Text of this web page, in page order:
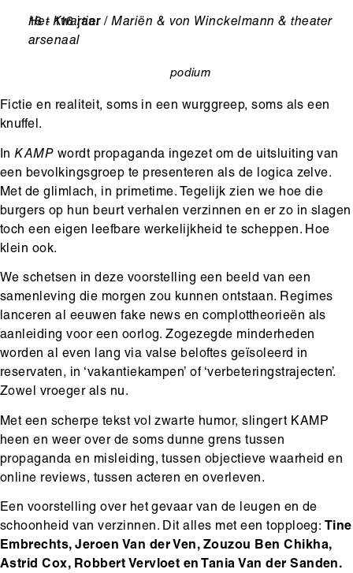
Leeftijd
16 - 116 jaar
Ondertitel
Het Kwartier / Mariën & von Winckelmann & theater
arsenaal
podium
Fictie en realiteit, soms in een wurggreep, soms als een
knuffel.
InKAMP wordt propaganda ingezet om de uitsluiting van
een bevolkingsgroep te presenteren als de logica zelve.
Met de glimlach, in primetime. Tegelijk zien we hoe die
burgers op hun beurt verhalen verzinnen en er zo in slagen
toch een eigen leefbare werkelijkheid te scheppen. Hoe
klein ook.
We schetsen in deze voorstelling een beeld van een
samenleving die morgen zou kunnen ontstaan. Regimes
lanceren al eeuwen fake news en complottheorieën als
aanleiding voor een oorlog. Zogezegde minderheden
worden al even lang via valse beloftes geïsoleerd in
reservaten, in ‘vakantiekampen’ of ‘verbeteringstrajecten’.
Zowel vroeger als nu.
Met een scherpe tekst vol zwarte humor, slingert KAMP
heen en weer over de soms dunne grens tussen
propaganda en misleiding, tussen objectieve waarheid en
online reviews, tussen acteren en overleven.
Een voorstelling over het gevaar van de leugen en de
schoonheid van verzinnen. Dit alles met een topploeg: Tine
Embrechts, Jeroen Van der Ven, Zouzou Ben Chikha,
Astrid Cox, Robbert Vervloet en Tania Van der Sanden.